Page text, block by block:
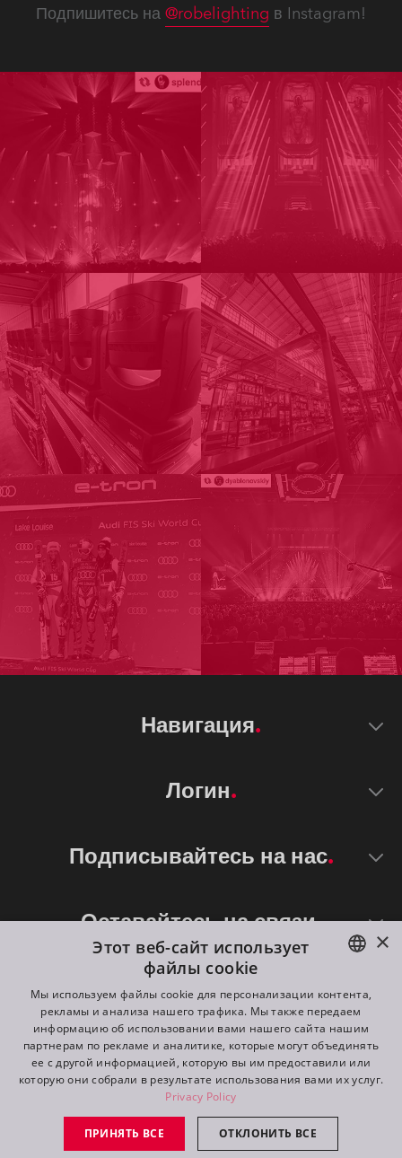
Подпишитесь на @robelighting в Instagram!
Навигация
Логин
Подписывайтесь на нас
Оставайтесь на связи
©2026 ROBE lighting s.r.o.
All rights reserved. Created by
Switch to desktop mode
ENGLISH
DE
FR
RU
×
Этот веб-сайт использует
файлы cookie
Мы используем файлы cookie для персонализации контента,
рекламы и анализа нашего трафика. Мы также передаем
информацию об использовании вами нашего сайта нашим
партнерам по рекламе и аналитике, которые могут объединять
ее с другой информацией, которую вы им предоставили или
которую они собрали в результате использования вами их услуг.
Privacy Policy
ПРИНЯТЬ ВСЕ ОТКЛОНИТЬ ВСЕ